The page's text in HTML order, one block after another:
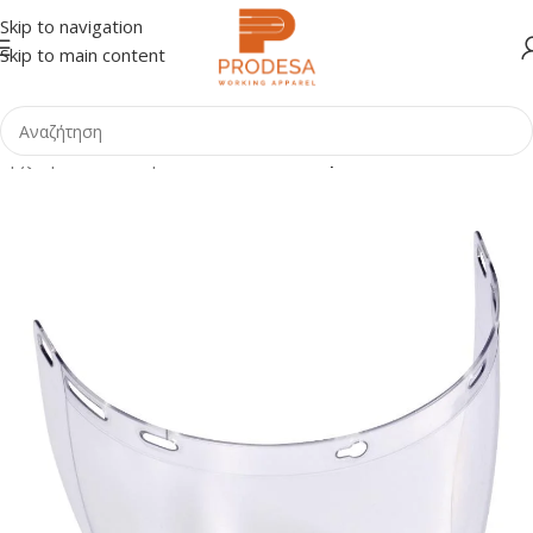
Skip to navigation
Skip to main content
Αρχική σελίδα Shop ΕΠΑΓΓΕΛΜΑΤΑ Ιατρικά